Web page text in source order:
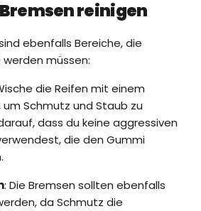
reinigen
ebenfalls Bereiche, die
müssen:
die Reifen mit einem
Schmutz und Staub zu
dass du keine aggressiven
die den Gummi
: Die Bremsen sollten ebenfalls
da Schmutz die